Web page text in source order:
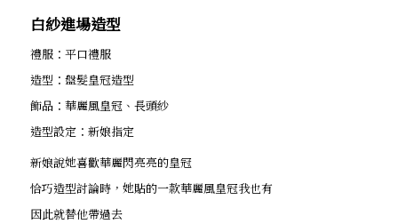
白紗進場造型
禮服：平口禮服
造型：盤髮皇冠造型
飾品：華麗風皇冠、長頭紗
造型設定：新娘指定
新娘說她喜歡華麗閃亮亮的皇冠
恰巧造型討論時，她貼的一款華麗風皇冠我也有
因此就替他帶過去